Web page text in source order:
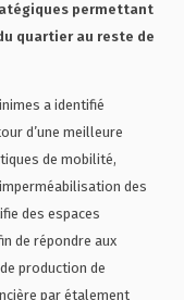
permettant
quartier au reste de
a identifié
d’une meilleure
de mobilité,
des
des espaces
de répondre aux
production de
par étalement